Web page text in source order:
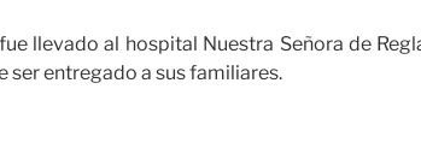
llevado al hospital Nuestra Señora de
ser entregado a sus familiares.